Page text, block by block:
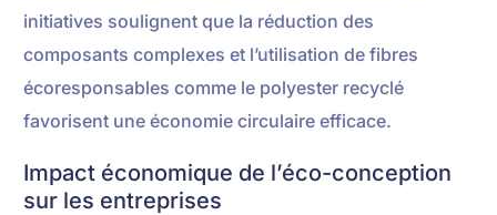
initiatives soulignent que la réduction des
composants complexes et l’utilisation de fibres
écoresponsables comme le polyester recyclé
favorisent une économie circulaire efficace.
Impact économique de l’éco-conception
sur les entreprises